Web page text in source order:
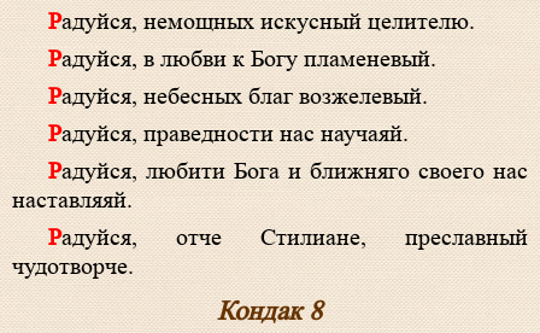
Радуйся, немощных искусный целителю.
Радуйся, в любви к Богу пламеневый.
Радуйся, небесных благ возжелевый.
Радуйся, праведности нас научаяй.
Радуйся, любити Бога и ближняго своего нас
наставляяй.
Радуйся, отче Стилиане, преславный
чудотворче.
Кондак 8